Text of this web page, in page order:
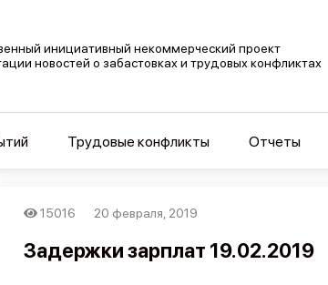
инициативный некоммерческий проект
новостей о забастовках и трудовых конфликтах
Трудовые конфликты Отчеты
15016 20 февраля, 2019
Задержки зарплат 19.02.2019